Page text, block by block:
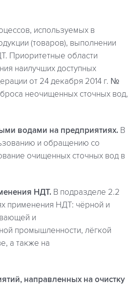
используемых в
(товаров), выполнении
Приоритетные области
наилучших доступных
от 24 декабря 2014 г. №
неочищенных сточных вод,
водами на предприятиях. В
и обращению со
очищенных сточных вод в
НДТ. В подразделе 2.2
применения НДТ: чёрной и
и
промышленности, лёгкой
а также на
направленных на очистку